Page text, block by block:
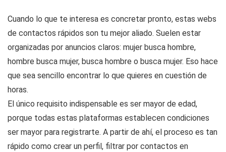
Cuando lo que te interesa es concretar pronto, estas webs
de contactos rápidos son tu mejor aliado. Suelen estar
organizadas por anuncios claros: mujer busca hombre,
hombre busca mujer, busca hombre o busca mujer. Eso hace
que sea sencillo encontrar lo que quieres en cuestión de
horas.
El único requisito indispensable es ser mayor de edad,
porque todas estas plataformas establecen condiciones
ser mayor para registrarte. A partir de ahí, el proceso es tan
rápido como crear un perfil, filtrar por contactos en